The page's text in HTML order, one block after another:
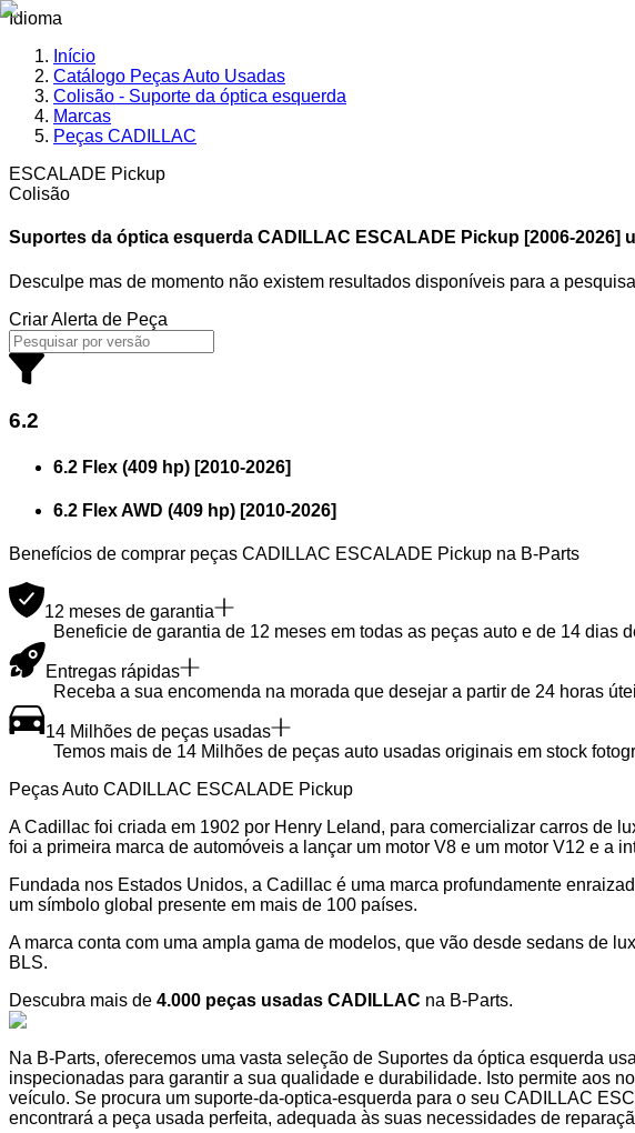
Idioma
Início
Catálogo Peças Auto Usadas
Colisão - Suporte da óptica esquerda
Marcas
Peças CADILLAC
ESCALADE Pickup
Colisão
Suportes da óptica esquerda CADILLAC ESCALADE Pickup [2006-2026]
Desculpe mas de momento não existem resultados disponíveis para a pesquisa
Criar Alerta de Peça
6.2
6.2 Flex (409 hp) [2010-2026]
6.2 Flex AWD (409 hp) [2010-2026]
Benefícios de comprar peças CADILLAC ESCALADE Pickup na B-Parts
12 meses de garantia
Beneficie de garantia de 12 meses em todas as peças auto e de 14 dias
Entregas rápidas
Receba a sua encomenda na morada que desejar a partir de 24 horas
14 Milhões de peças usadas
Temos mais de 14 Milhões de peças auto usadas originais em stock
Peças Auto CADILLAC ESCALADE Pickup
A Cadillac foi criada em 1902 por Henry Leland, para comercializar carros de
foi a primeira marca de automóveis a lançar um motor V8 e um motor V12 e a
Fundada nos Estados Unidos, a Cadillac é uma marca profundamente
um símbolo global presente em mais de 100 países.
A marca conta com uma ampla gama de modelos, que vão desde sedans de
BLS.
Descubra mais de 4.000 peças usadas CADILLAC na B-Parts.
Na B-Parts, oferecemos uma vasta seleção de Suportes da óptica esquerda
inspecionadas para garantir a sua qualidade e durabilidade. Isto permite aos
veículo. Se procura um suporte-da-optica-esquerda para o seu CADILLAC
encontrará a peça usada perfeita, adequada às suas necessidades de